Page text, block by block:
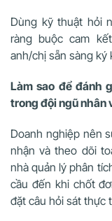
Dùng kỹ thuật hỏi
ràng buộc cam
anh/chị sẵn sàng ký
Làm sao để đánh
trong đội ngũ nhân
Doanh nghiệp nên
nhận và theo dõi
nhà quản lý phân
cầu đến khi chốt
đặt câu hỏi sát thực